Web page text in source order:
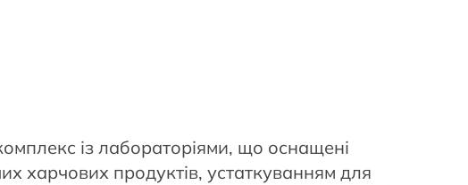
із лабораторіями, що оснащені
харчових продуктів, устаткуванням для